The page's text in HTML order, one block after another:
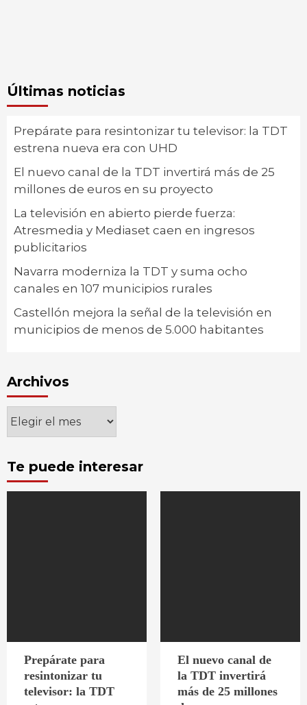
Últimas noticias
Prepárate para resintonizar tu televisor: la TDT
estrena nueva era con UHD
El nuevo canal de la TDT invertirá más de 25
millones de euros en su proyecto
La televisión en abierto pierde fuerza:
Atresmedia y Mediaset caen en ingresos
publicitarios
Navarra moderniza la TDT y suma ocho
canales en 107 municipios rurales
Castellón mejora la señal de la televisión en
municipios de menos de 5.000 habitantes
Archivos
Archivos
Te puede interesar
Prepárate para
resintonizar tu
televisor: la TDT
El nuevo canal de
la TDT invertirá
más de 25 millones